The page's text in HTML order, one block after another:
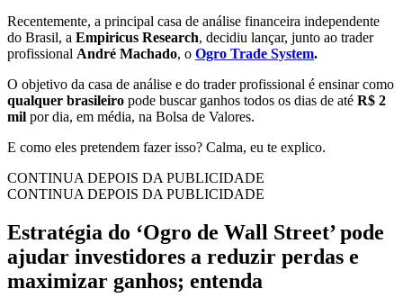
Recentemente, a principal casa de análise financeira independente
do Brasil, a Empiricus Research, decidiu lançar, junto ao trader
profissional André Machado, o Ogro Trade System.
O objetivo da casa de análise e do trader profissional é ensinar como
qualquer brasileiro pode buscar ganhos todos os dias de até R$ 2
mil por dia, em média, na Bolsa de Valores.
E como eles pretendem fazer isso? Calma, eu te explico.
CONTINUA DEPOIS DA PUBLICIDADE
CONTINUA DEPOIS DA PUBLICIDADE
Estratégia do ‘Ogro de Wall Street’ pode
ajudar investidores a reduzir perdas e
maximizar ganhos; entenda